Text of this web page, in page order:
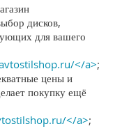
дисков,
для вашего
</a>;
цены и
покупку ещё
</a>;